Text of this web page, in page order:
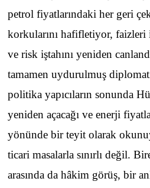
petrol fiyatlarındaki her geri
korkularını hafifletiyor,
ve risk iştahını yeniden
tamamen uydurulmuş
politika yapıcıların sonunda
yeniden açacağı ve enerji
yönünde bir teyit olarak
ticari masalarla sınırlı değil.
arasında da hâkim görüş, bir